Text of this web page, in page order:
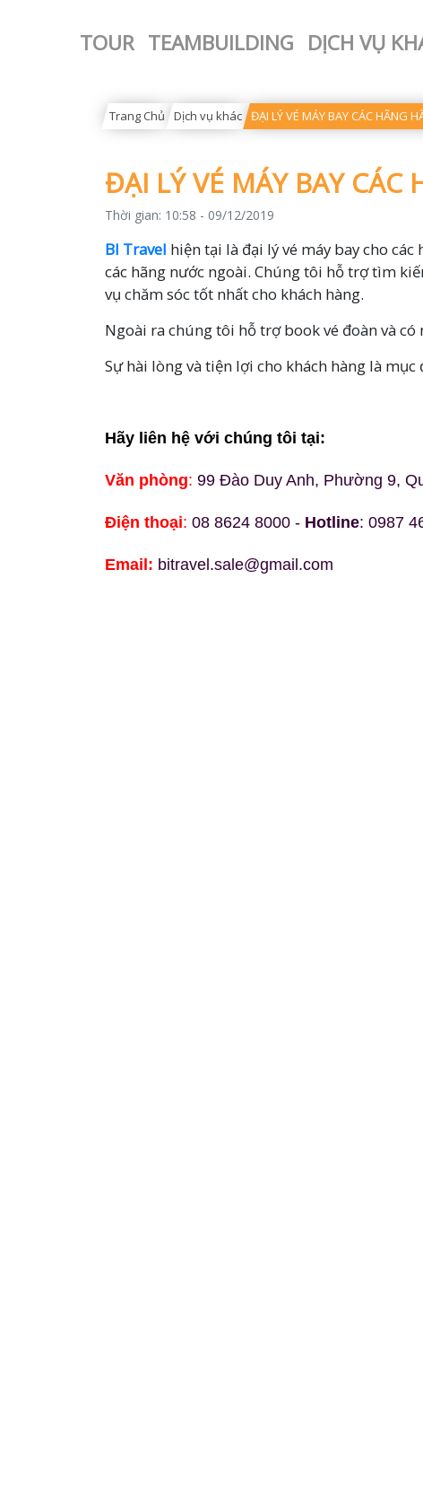
TOUR TEAMBUILDING DỊCH VỤ
Trang Chủ Dịch vụ khác ĐẠI LÝ VÉ MÁY BAY CÁC HÃNG
ĐẠI LÝ VÉ MÁY BAY CÁC
Thời gian: 10:58 - 09/12/2019
BI Travel hiện tại là đại lý vé máy bay cho
các hãng nước ngoài. Chúng tôi hỗ trợ tìm
vụ chăm sóc tốt nhất cho khách hàng.
Ngoài ra chúng tôi hỗ trợ book vé đoàn và
Sự hài lòng và tiện lợi cho khách hàng là
Hãy liên hệ với chúng tôi tại:
Văn phòng: 99 Đào Duy Anh, Phường 9,
Điện thoại: 08 8624 8000 - Hotline: 0987
Email: bitravel.sale@gmail.com